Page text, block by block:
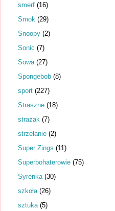
smerf (16)
Smok (29)
Snoopy (2)
Sonic (7)
Sowa (27)
Spongebob (8)
sport (227)
Straszne (18)
strażak (7)
strzelanie (2)
Super Zings (11)
Superbohaterowie (75)
Syrenka (30)
szkoła (26)
sztuka (5)